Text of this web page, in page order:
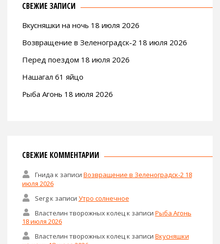
СВЕЖИЕ ЗАПИСИ
Вкусняшки на ночь 18 июля 2026
Возвращение в Зеленоградск-2 18 июля 2026
Перед поездом 18 июля 2026
Нашагал 61 яйцо
Рыба Агонь 18 июля 2026
СВЕЖИЕ КОММЕНТАРИИ
Гнида к записи Возвращение в Зеленоградск-2 18
июля 2026
Sergк записи Утро солнечное
Властелин творожных колец к записи Рыба Агонь
18 июля 2026
Властелин творожных колецк записи Вкусняшки